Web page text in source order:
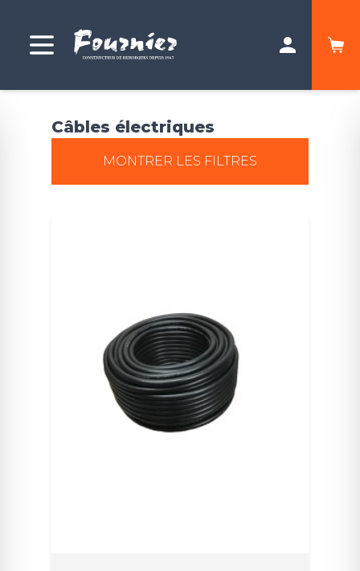
Câbles électriques
MONTRER LES FILTRES